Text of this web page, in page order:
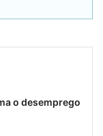
o desemprego